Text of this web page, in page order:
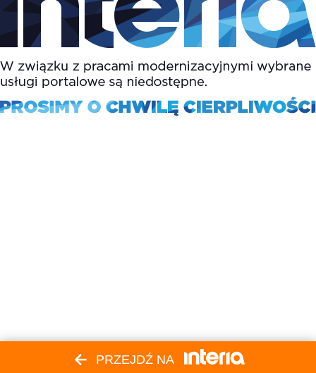
PRZEJDŹ NA